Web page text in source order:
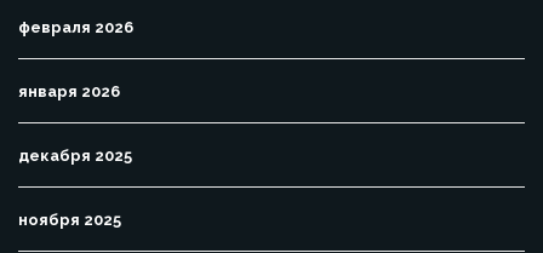
февраля 2026
января 2026
декабря 2025
ноября 2025